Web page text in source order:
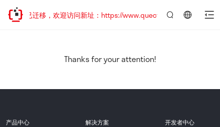
站地址已迁移，欢迎访问新址：https://www.quectel.com.cn
Thanks for your attention!
产品中心 解决方案 开发者中心